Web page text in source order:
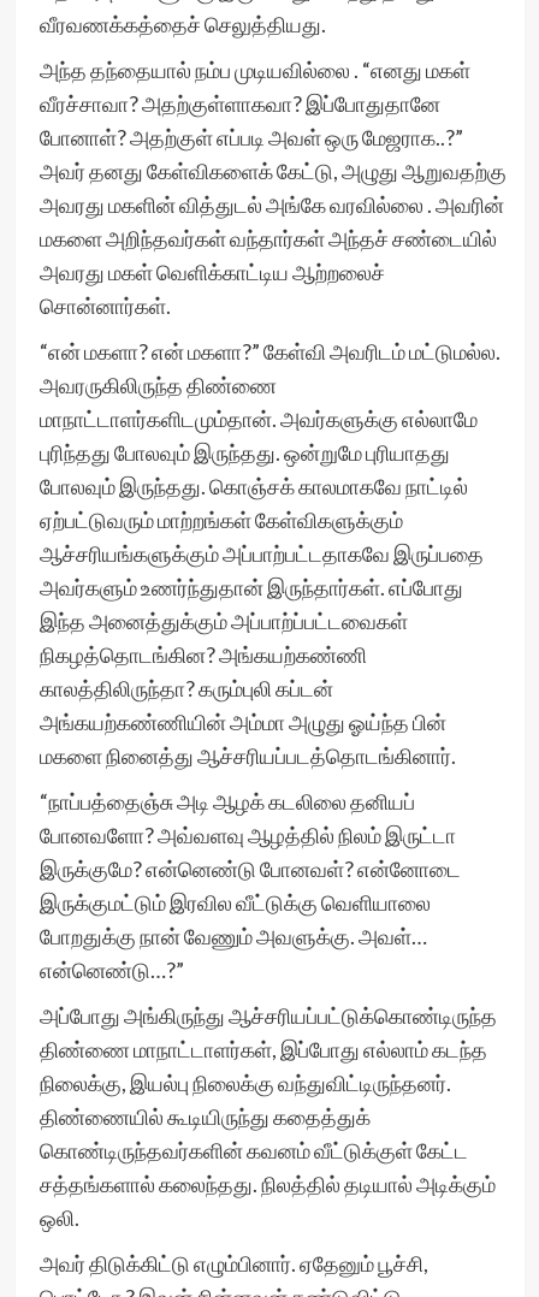
வீரவணக்கத்தைச் செலுத்தியது.
அந்த தந்தையால் நம்ப முடியவில்லை . “எனது மகள்
வீரச்சாவா? அதற்குள்ளாகவா? இப்போதுதானே
போனாள்? அதற்குள் எப்படி அவள் ஒரு மேஜராக..?”
அவர் தனது கேள்விகளைக் கேட்டு, அழுது ஆறுவதற்கு
அவரது மகளின் வித்துடல் அங்கே வரவில்லை . அவரின்
மகளை அறிந்தவர்கள் வந்தார்கள் அந்தச் சண்டையில்
அவரது மகள் வெளிக்காட்டிய ஆற்றலைச்
சொன்னார்கள்.
“என் மகளா? என் மகளா?” கேள்வி அவரிடம் மட்டுமல்ல.
அவரருகிலிருந்த திண்ணை
மாநாட்டாளர்களிடமும்தான். அவர்களுக்கு எல்லாமே
புரிந்தது போலவும் இருந்தது. ஒன்றுமே புரியாதது
போலவும் இருந்தது. கொஞ்சக் காலமாகவே நாட்டில்
ஏற்பட்டுவரும் மாற்றங்கள் கேள்விகளுக்கும்
ஆச்சரியங்களுக்கும் அப்பாற்பட்டதாகவே இருப்பதை
அவர்களும் உணர்ந்துதான் இருந்தார்கள். எப்போது
இந்த அனைத்துக்கும் அப்பாற்ப்பட்டவைகள்
நிகழத்தொடங்கின? அங்கயற்கண்ணி
காலத்திலிருந்தா? கரும்புலி கப்டன்
அங்கயற்கண்ணியின் அம்மா அழுது ஓய்ந்த பின்
மகளை நினைத்து ஆச்சரியப்படத்தொடங்கினார்.
“நாப்பத்தைஞ்சு அடி ஆழக் கடலிலை தனியப்
போனவளோ? அவ்வளவு ஆழத்தில் நிலம் இருட்டா
இருக்குமே? என்னெண்டு போனவள்? என்னோடை
இருக்குமட்டும் இரவில வீட்டுக்கு வெளியாலை
போறதுக்கு நான் வேணும் அவளுக்கு. அவள்…
என்னெண்டு…?”
அப்போது அங்கிருந்து ஆச்சரியப்பட்டுக்கொண்டிருந்த
திண்ணை மாநாட்டாளர்கள், இப்போது எல்லாம் கடந்த
நிலைக்கு, இயல்பு நிலைக்கு வந்துவிட்டிருந்தனர்.
திண்ணையில் கூடியிருந்து கதைத்துக்
கொண்டிருந்தவர்களின் கவனம் வீட்டுக்குள் கேட்ட
சத்தங்களால் கலைந்தது. நிலத்தில் தடியால் அடிக்கும்
ஒலி.
அவர் திடுக்கிட்டு எழும்பினார். ஏதேனும் பூச்சி,